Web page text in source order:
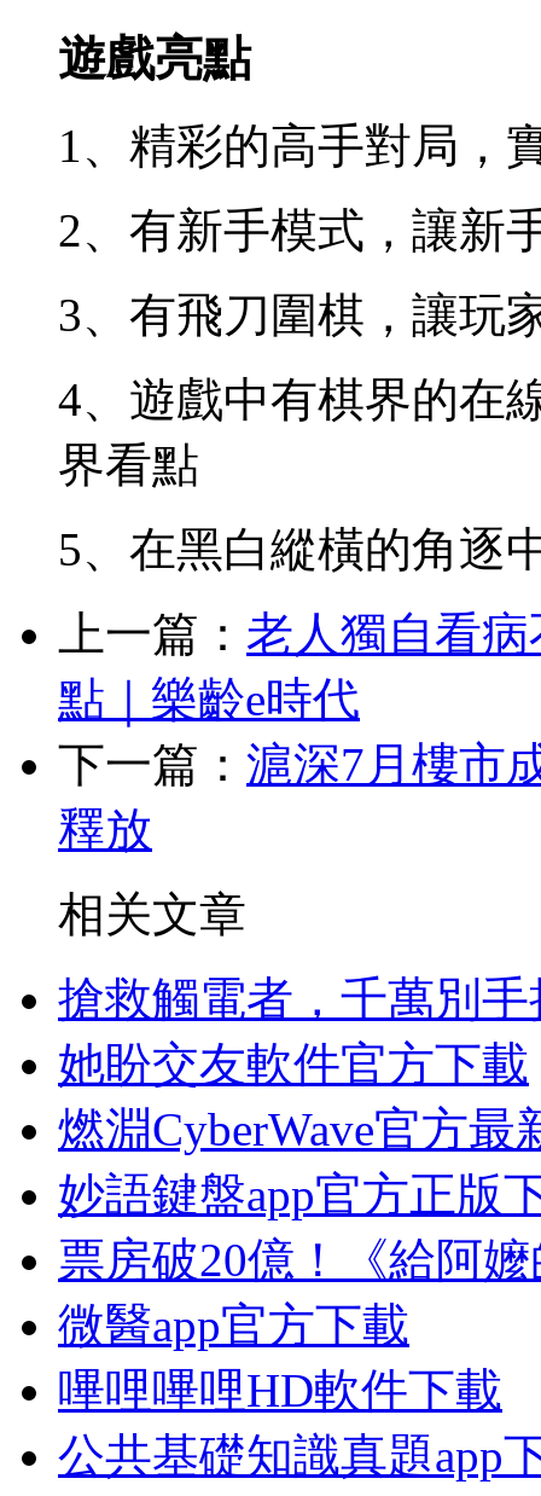
遊戲亮點
1、精彩的高手對局，
2、有新手模式，讓新
3、有飛刀圍棋，讓玩
4、遊戲中有棋界的在
界看點
5、在黑白縱橫的角逐
上一篇： 老人獨自看
點｜樂齡e時代
下一篇： 滬深7月樓市
釋放
相关文章
搶救觸電者，千萬別
她盼交友軟件官方下載
燃淵CyberWave官方最
妙語鍵盤app官方正版
票房破20億！《給阿
微醫app官方下載
嗶哩嗶哩HD軟件下載
公共基礎知識真題app